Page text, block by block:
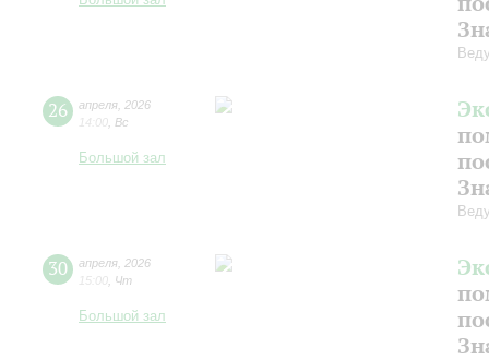
26 апреля 2026
14:00 Вс
Большой зал
30 апреля 2026
15:00 Чт
Большой зал